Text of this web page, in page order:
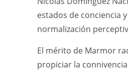
estados de conciencia
normalización
El mérito de Marmor
propiciar la